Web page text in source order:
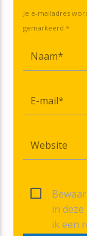
Je e-mailadres
gemarkeerd *
in
ik een